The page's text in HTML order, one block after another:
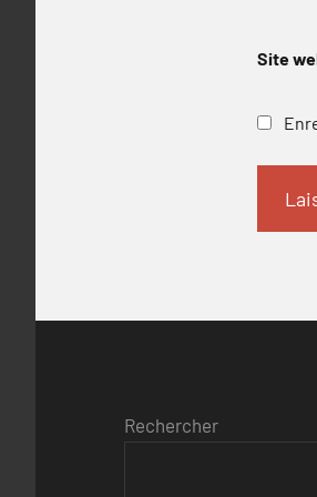
Site
Rechercher